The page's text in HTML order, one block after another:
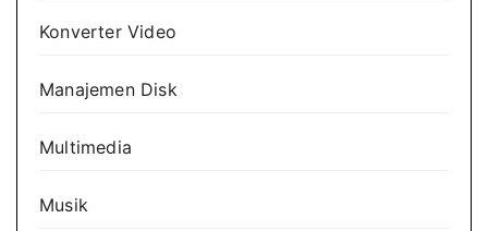
Konverter Video
Manajemen Disk
Multimedia
Musik